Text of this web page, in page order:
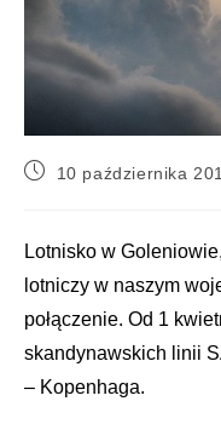
10 października
Lotnisko w
lotniczy w naszym
połączenie. Od 1
skandynawskich linii
– Kopenhaga.